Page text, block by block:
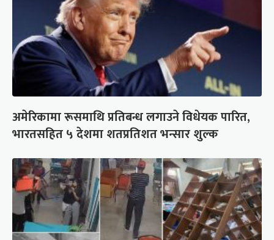
अमेरिकामा रूसमाथि प्रतिबन्ध लगाउने विधेयक पारित,
भारतसहित ५ देशमा शतप्रतिशत भन्सार शुल्क